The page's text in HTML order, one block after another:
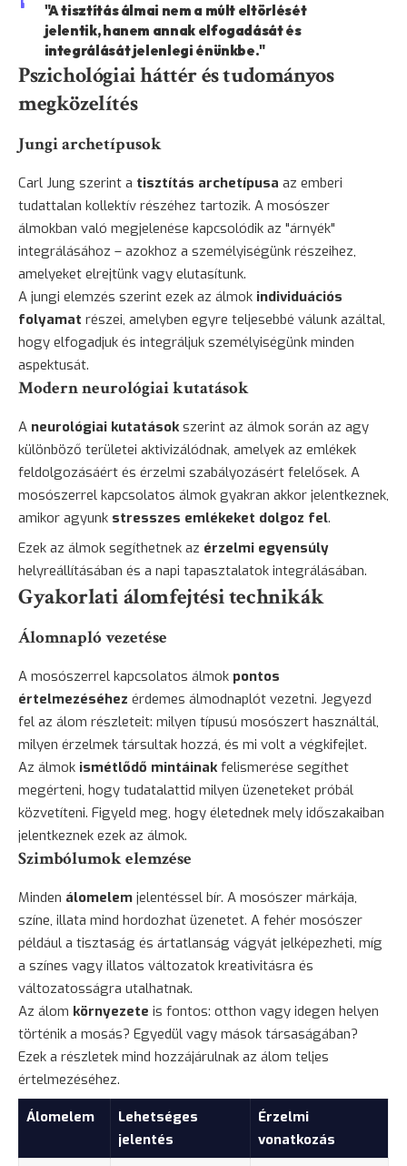
"A tisztítás álmai nem a múlt eltörlését
jelentik, hanem annak elfogadását és
integrálását jelenlegi énünkbe."
Pszichológiai háttér és tudományos
megközelítés
Jungi archetípusok
Carl Jung szerint a tisztítás archetípusa az emberi
tudattalan kollektív részéhez tartozik. A mosószer
álmokban való megjelenése kapcsolódik az "árnyék"
integrálásához – azokhoz a személyiségünk részeihez,
amelyeket elrejtünk vagy elutasítunk.
A jungi elemzés szerint ezek az álmok individuációs
folyamat részei, amelyben egyre teljesebbé válunk azáltal,
hogy elfogadjuk és integráljuk személyiségünk minden
aspektusát.
Modern neurológiai kutatások
A neurológiai kutatásokszerint az álmok során az agy
különböző területei aktivizálódnak, amelyek az emlékek
feldolgozásáért és érzelmi szabályozásért felelősek. A
mosószerrel kapcsolatos álmok gyakran akkor jelentkeznek,
amikor agyunk stresszes emlékeket dolgoz fel.
Ezek az álmok segíthetnek az érzelmi egyensúly
helyreállításában és a napi tapasztalatok integrálásában.
Gyakorlati álomfejtési technikák
Álomnapló vezetése
A mosószerrel kapcsolatos álmok pontos
értelmezéséhez érdemes álmodnaplót vezetni. Jegyezd
fel az álom részleteit: milyen típusú mosószert használtál,
milyen érzelmek társultak hozzá, és mi volt a végkifejlet.
Az álmok ismétlődő mintáinakfelismerése segíthet
megérteni, hogy tudatalattid milyen üzeneteket próbál
közvetíteni. Figyeld meg, hogy életednek mely időszakaiban
jelentkeznek ezek az álmok.
Szimbólumok elemzése
Minden álomelem jelentéssel bír. A mosószer márkája,
színe, illata mind hordozhat üzenetet. A fehér mosószer
például a tisztaság és ártatlanság vágyát jelképezheti, míg
a színes vagy illatos változatok kreativitásra és
változatosságra utalhatnak.
Az álom környezete is fontos: otthon vagy idegen helyen
történik a mosás? Egyedül vagy mások társaságában?
Ezek a részletek mind hozzájárulnak az álom teljes
értelmezéséhez.
Álomelem
Lehetséges
jelentés
Érzelmi
vonatkozás